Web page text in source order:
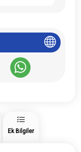
Ek Bilgiler